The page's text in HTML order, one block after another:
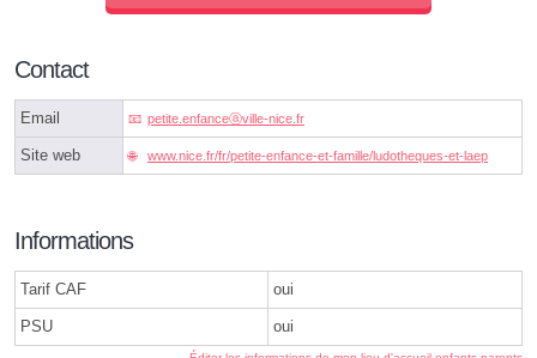
Contact
Email petite.enfanceⓐville-nice.fr
Site web www.nice.fr/fr/petite-enfance-et-famille/ludotheques-et-laep
Informations
Tarif CAF oui
PSU oui